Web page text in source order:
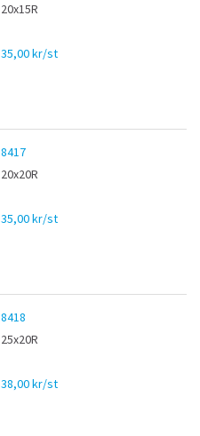
20x15R
35,00 kr/st
8417
20x20R
35,00 kr/st
8418
25x20R
38,00 kr/st